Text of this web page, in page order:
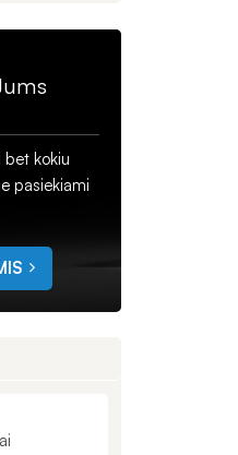
bet kokiu
pasiekiami